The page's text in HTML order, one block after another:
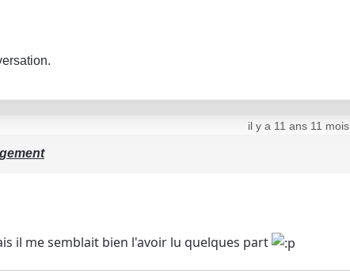
il y a 11 ans 11 mois
il me semblait bien l'avoir lu quelques part